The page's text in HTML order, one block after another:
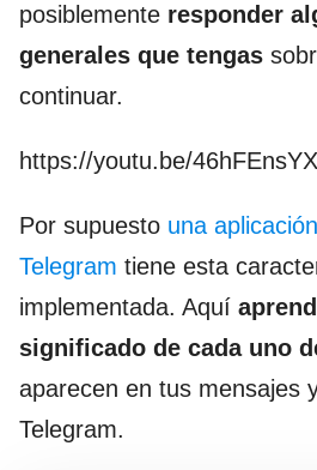
posiblemente responder
generales que tengas
continuar.
https://youtu.be/
Por supuesto una
Telegram tiene esta
implementada. Aquí
significado de cada uno
aparecen en tus mensajes
Telegram.